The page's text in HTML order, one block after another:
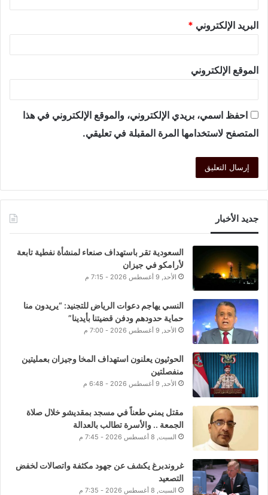
البريد الإلكتروني *
الموقع الإلكتروني
احفظ اسمي، بريدي الإلكتروني، والموقع الإلكتروني في هذا
المتصفح لاستخدامها المرة المقبلة في تعليقي.
جديد الأخبار
السعودية تقر باستهداف صنعاء لمنشأة نفطية تابعة
لأرامكو في جيزان
الأحد, 9 أغسطس 2026 - 7:15 م
النسي يهاجم دعوات الرياض للتجنيد: “يريدون منا
حماية حدودهم ودفن قضيتنا بأيدينا”
الأحد, 9 أغسطس 2026 - 7:00 م
الحوثيون يعلنون استهداف المخا وجيزان بعمليتين
منفصلتين
الأحد, 9 أغسطس 2026 - 6:48 م
مقتل يمني طعناً في مسجد بمقديشو خلال صلاة
الجمعة .. والأسرة تطالب بالعدالة
السبت, 8 أغسطس 2026 - 7:45 م
غروندبرغ يكشف عن جهود مكثفة واتصالات لخفض
التصعيد
السبت, 8 أغسطس 2026 - 7:35 م